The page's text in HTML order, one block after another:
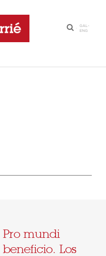
·
GAL-
ENG
Pro mundi
beneficio. Los